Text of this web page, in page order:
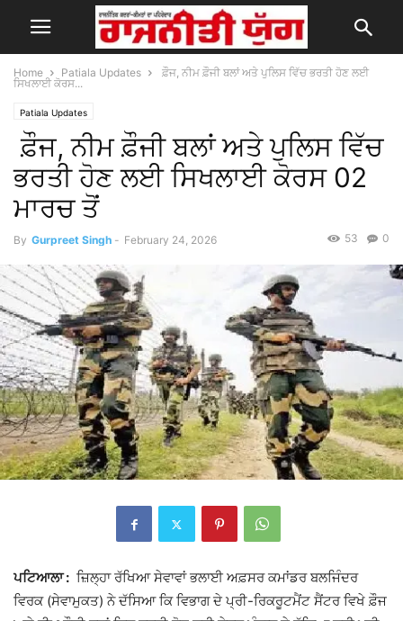
Home Patiala Updates
ਫ਼ੌਜ, ਨੀਮ ਫ਼ੌਜੀ ਬਲਾਂ ਅਤੇ ਪੁਲਿਸ ਵਿੱਚ ਭਰਤੀ ਹੋਣ ਲਈ
ਸਿਖਲਾਈ ਕੋਰਸ...
Patiala Updates
ਫ਼ੌਜ, ਨੀਮ ਫ਼ੌਜੀ ਬਲਾਂ ਅਤੇ ਪੁਲਿਸ ਵਿੱਚ
ਭਰਤੀ ਹੋਣ ਲਈ ਸਿਖਲਾਈ ਕੋਰਸ 02
ਮਾਰਚ ਤੋਂ
By Gurpreet Singh - February 24, 2026 0
53
ਪਟਿਆਲਾ : ਜ਼ਿਲ੍ਹਾ ਰੱਖਿਆ ਸੇਵਾਵਾਂ ਭਲਾਈ ਅਫ਼ਸਰ ਕਮਾਂਡਰ ਬਲਜਿੰਦਰ
ਵਿਰਕ (ਸੇਵਾਮੁਕਤ) ਨੇ ਦੱਸਿਆ ਕਿ ਵਿਭਾਗ ਦੇ ਪ੍ਰੀ-ਰਿਕਰੂਟਮੈਂਟ ਸੈਂਟਰ ਵਿਖੇ ਫ਼ੌਜ